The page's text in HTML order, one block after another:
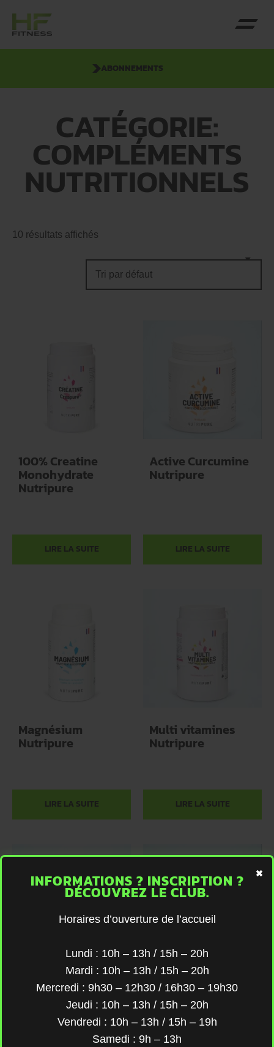
ABONNEMENTS
CATÉGORIE:
COMPLÉMENTS
NUTRITIONNELS
10 résultats affichés
100% Creatine
Monohydrate
Nutripure
LIRE LA SUITE
Active Curcumine
Nutripure
LIRE LA SUITE
Magnésium
Nutripure
LIRE LA SUITE
Multi vitamines
Nutripure
LIRE LA SUITE
Omega 3 Nutripure Peptides de
Collagene
Nutripure
×
INFORMATIONS ? INSCRIPTION ?
DÉCOUVREZ LE CLUB.
Horaires d’ouverture de l’accueil
Lundi : 10h – 13h / 15h – 20h
Mardi : 10h – 13h / 15h – 20h
Mercredi : 9h30 – 12h30 / 16h30 – 19h30
Jeudi : 10h – 13h / 15h – 20h
Vendredi : 10h – 13h / 15h – 19h
Samedi : 9h – 13h